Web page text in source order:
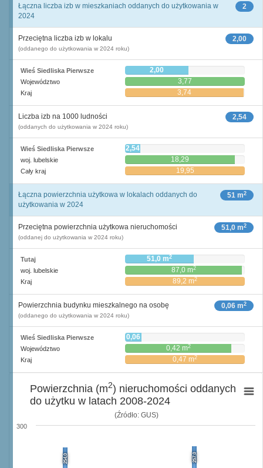
2
Łączna liczba izb w mieszkaniach oddanych do użytkowania w
2024
2,00
Przeciętna liczba izb w lokalu
(oddanego do użytkowania w 2024 roku)
Wieś Siedliska Pierwsze 2,00
Województwo 3,77
Kraj 3,74
2,54
Liczba izb na 1000 ludności
(oddanych do użytkowania w 2024 roku)
Wieś Siedliska Pierwsze 2,54
woj. lubelskie 18,29
Cały kraj 19,95
51 m2
Łączna powierzchnia użytkowa w lokalach oddanych do
użytkowania w 2024
51,0 m2
Przeciętna powierzchnia użytkowa nieruchomości
(oddanej do użytkowania w 2024 roku)
Tutaj 51,0 m2
woj. lubelskie 87,0 m2
Kraj 89,2 m2
0,06 m2
Powierzchnia budynku mieszkalnego na osobę
(oddanego do użytkowania w 2024 roku)
Wieś Siedliska Pierwsze
0,06
m2
Województwo 0,42 m2
Kraj 0,47 m2
(Źródło: GUS)
254,0 257,0
300
Powierzchnia (m2) nieruchomości oddanych
do użytku w latach 2008-2024